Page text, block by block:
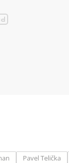
Pavel Telička